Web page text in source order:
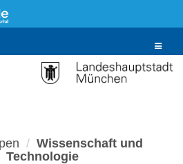
Toggle
Wissenschaft und
Technologie